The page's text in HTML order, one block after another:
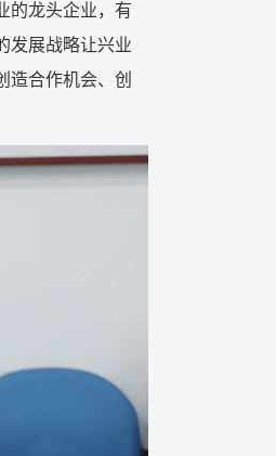
的龙头企业，有
发展战略让兴业
造合作机会、创